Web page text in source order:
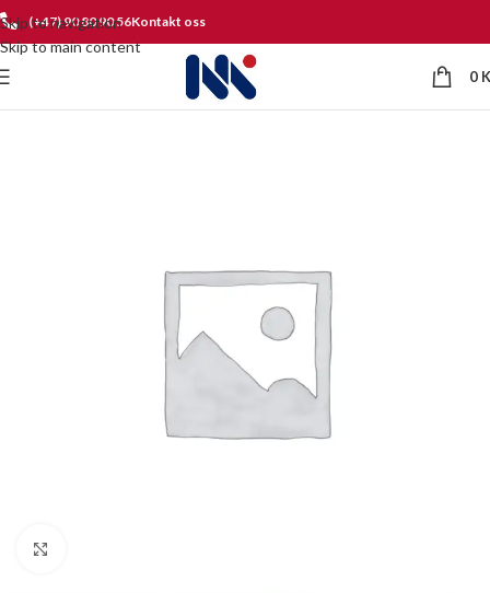
Skip to navigation
Skip to main content
(+47) 90 80 90 56Kontakt oss
0